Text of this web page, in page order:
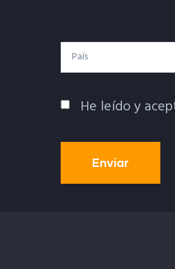
Electrónico
País
Política De
He leído y